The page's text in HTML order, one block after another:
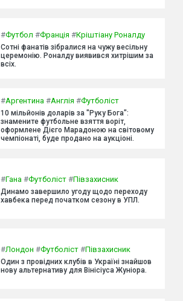
#Футбол #Франція #Кріштіану Роналду
Сотні фанатів зібралися на чужу весільну
церемонію. Роналду виявився хитрішим за
всіх.
#Аргентина #Англія #Футболіст
10 мільйонів доларів за "Руку Бога":
знамените футбольне взяття воріт,
оформлене Дієго Марадоною на світовому
чемпіонаті, буде продано на аукціоні.
#Гана #Футболіст #Півзахисник
Динамо завершило угоду щодо переходу
хавбека перед початком сезону в УПЛ.
#Лондон #Футболіст #Півзахисник
Один з провідних клубів в Україні знайшов
нову альтернативу для Вінісіуса Жуніора.